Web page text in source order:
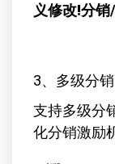
义修改!分销
3、多级分销
支持多级分
化分销激励